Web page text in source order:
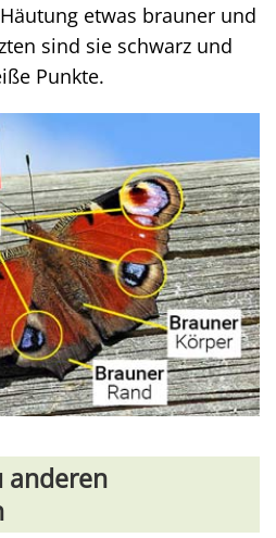
etwas brauner und
sind sie schwarz und
Punkte.
anderen